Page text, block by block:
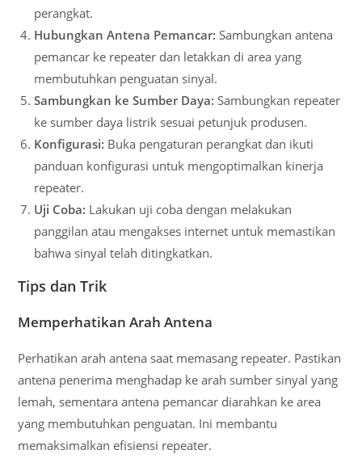
perangkat.
Hubungkan Antena Pemancar: Sambungkan antena
pemancar ke repeater dan letakkan di area yang
membutuhkan penguatan sinyal.
Sambungkan ke Sumber Daya: Sambungkan repeater
ke sumber daya listrik sesuai petunjuk produsen.
Konfigurasi: Buka pengaturan perangkat dan ikuti
panduan konfigurasi untuk mengoptimalkan kinerja
repeater.
Uji Coba: Lakukan uji coba dengan melakukan
panggilan atau mengakses internet untuk memastikan
bahwa sinyal telah ditingkatkan.
Tips dan Trik
Memperhatikan Arah Antena
Perhatikan arah antena saat memasang repeater. Pastikan
antena penerima menghadap ke arah sumber sinyal yang
lemah, sementara antena pemancar diarahkan ke area
yang membutuhkan penguatan. Ini membantu
memaksimalkan efisiensi repeater.